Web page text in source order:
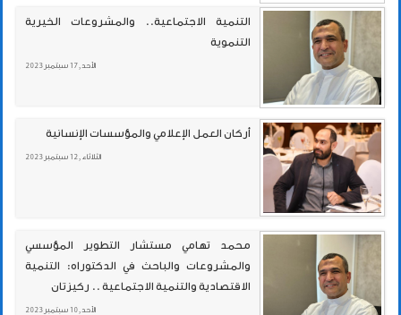
التنمية الاجتماعية.. والمشروعات الخيرية
التنموية
الأحد , 17 سبتمبر 2023
أركان العمل الإعلامي والمؤسسات الإنسانية
الثلاثاء , 12 سبتمبر 2023
محمد تهامي مستشار التطوير المؤسسي
والمشروعات والباحث في الدكتوراه: التنمية
الاقتصادية والتنمية الاجتماعية .. ركيزتان
الأحد , 10 سبتمبر 2023